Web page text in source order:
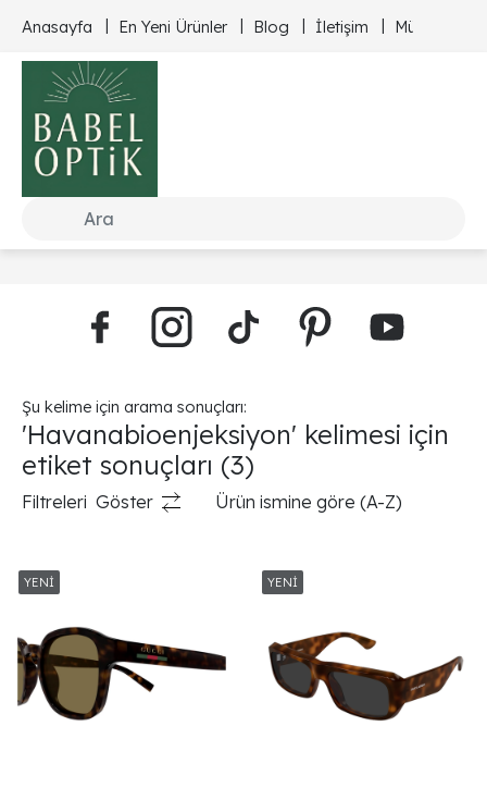
Anasayfa En Yeni Ürünler Blog İletişim Müşteri
Şu kelime için arama sonuçları:
'Havanabioenjeksiyon' kelimesi için
etiket sonuçları (3)
Filtreleri Göster Ürün ismine göre (A-Z)